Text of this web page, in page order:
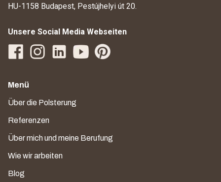
HU-1158 Budapest, Pestújhelyi út 20.
Unsere Social Media Webseiten
Menü
Über die Polsterung
Referenzen
Über mich und meine Berufung
Wie wir arbeiten
Blog